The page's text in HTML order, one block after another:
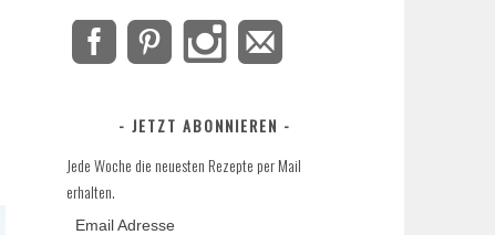
JETZT ABONNIEREN
Jede Woche die neuesten Rezepte per Mail
erhalten.
Email Adresse